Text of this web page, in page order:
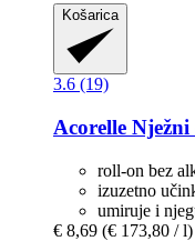
Košarica
3.6 (19)
Acorelle Nježni
roll-on bez
izuzetno
umiruje i
€ 8,69 (€ 173,80 / l)